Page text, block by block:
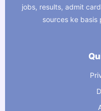
jobs, results, admit
sources ke basis